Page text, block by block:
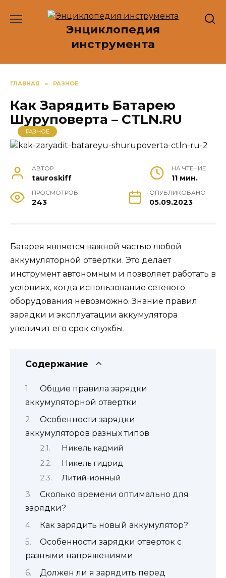
Энциклопедия
инструмента
ГЛАВНАЯ » РАЗНОЕ
Как Зарядить Батарею
Шуруповерта – CTLN.RU
РАЗНОЕ
АВТОР
tauroskiff
НА ЧТЕНИЕ
11 мин.
ПРОСМОТРОВ
243
ОПУБЛИКОВАНО
05.09.2023
Батарея является важной частью любой
аккумуляторной отвертки. Это делает
инструмент автономным и позволяет работать в
условиях, когда использование сетевого
оборудования невозможно. Знание правил
зарядки и эксплуатации аккумулятора
увеличит его срок службы.
Содержание
Общие правила зарядки
аккумуляторной отвертки
Особенности зарядки
аккумуляторов разных типов
Никель кадмий
Никель гидрид
Литий-ионный
Сколько времени оптимально для
зарядки?
Как зарядить новый аккумулятор?
Особенности зарядки отверток с
разными напряжениями
Должен ли я зарядить перед